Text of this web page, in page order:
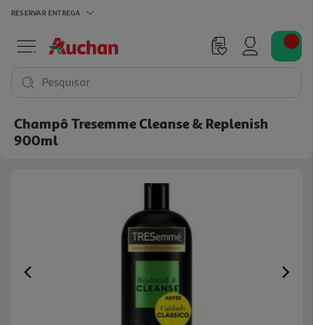
RESERVAR ENTREGA
Pesquisar
Champô Tresemme Cleanse & Replenish
900ml
Previous